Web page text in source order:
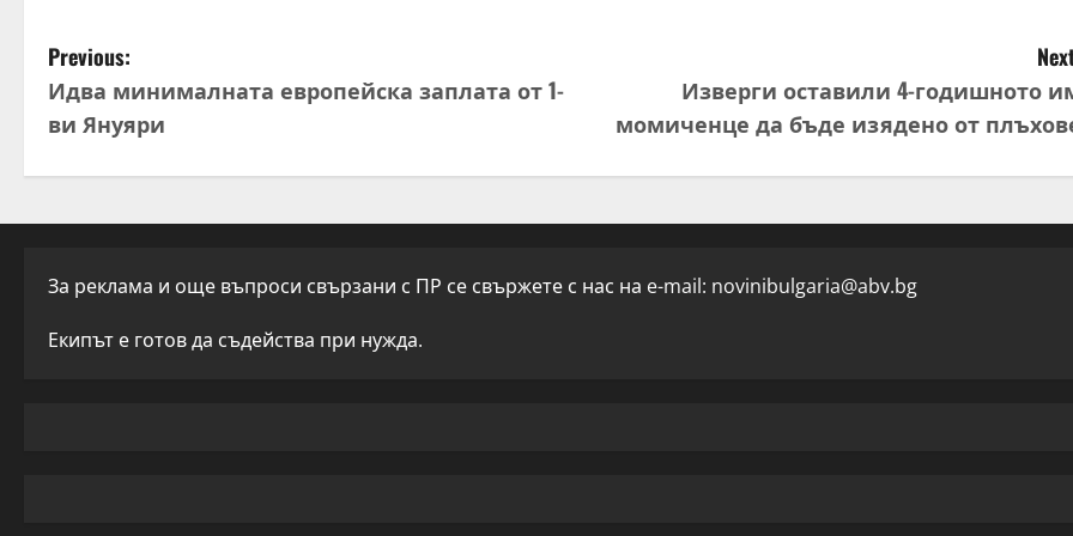
P
o
s
t
n
v
Previous:
Идва минималната европейска заплата от 1-
ви Януяри
Изверги оставили 4-годишното
момиченце да бъде изядено от
За реклама и още въпроси свързани с ПР се свържете с нас на e-mail: novinibulgaria@abv.bg
Екипът е готов да съдейства при нужда.